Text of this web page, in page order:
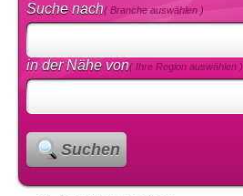
Suche nach( Branche auswählen )
in der Nähe von( Ihre Region auswählen )
Suchen